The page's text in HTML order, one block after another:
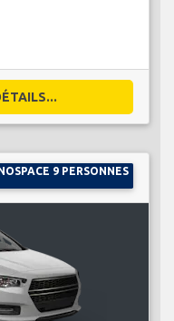
9 PERSONNES